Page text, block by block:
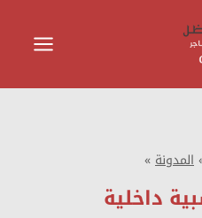
المدونة»
داخلية